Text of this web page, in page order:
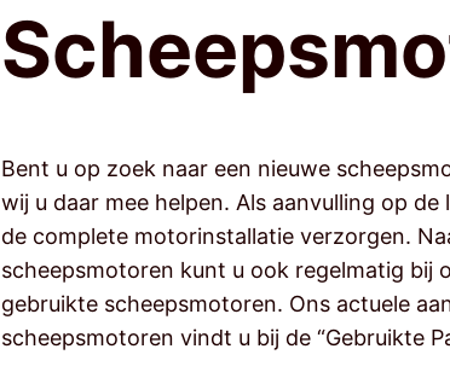
Bent u op zoek naar een nieuwe
wij u daar mee helpen. Als aanvulling op de
de complete motorinstallatie verzorgen.
scheepsmotoren kunt u ook regelmatig bij
gebruikte scheepsmotoren. Ons actuele
scheepsmotoren vindt u bij de “Gebruikte